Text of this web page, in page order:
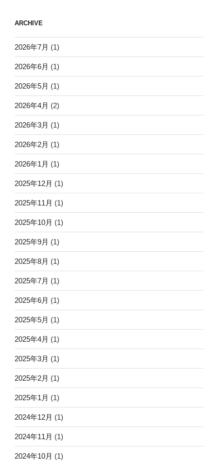
ARCHIVE
2026年7月 (1)
2026年6月 (1)
2026年5月 (1)
2026年4月 (2)
2026年3月 (1)
2026年2月 (1)
2026年1月 (1)
2025年12月 (1)
2025年11月 (1)
2025年10月 (1)
2025年9月 (1)
2025年8月 (1)
2025年7月 (1)
2025年6月 (1)
2025年5月 (1)
2025年4月 (1)
2025年3月 (1)
2025年2月 (1)
2025年1月 (1)
2024年12月 (1)
2024年11月 (1)
2024年10月 (1)